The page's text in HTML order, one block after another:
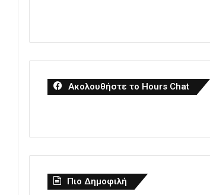
Ακολουθήστε το Hours Chat
Πιο Δημοφιλή